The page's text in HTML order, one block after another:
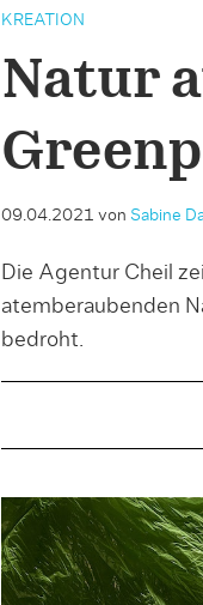
KREATION
Natur
09.04.2021 von Sabine
Die Agentur Cheil
atemberaubenden
bedroht.